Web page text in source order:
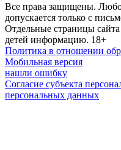
Все права защищены.
допускается только с
Отдельные страницы
детей информацию. 18+
Политика в отношении
Мобильная версия
нашли ошибку
Согласие субъекта
персональных данных